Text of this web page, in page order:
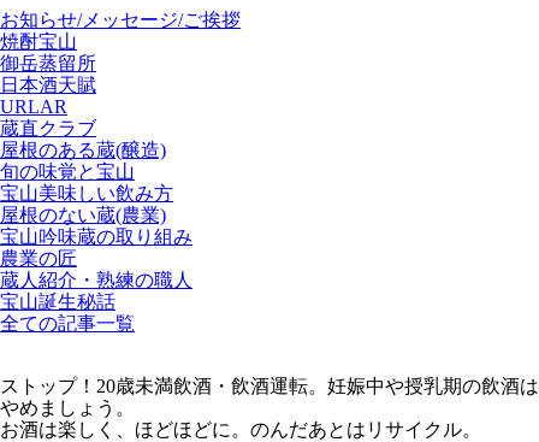
お知らせ/メッセージ/ご挨拶
焼酎宝山
御岳蒸留所
日本酒天賦
URLAR
蔵直クラブ
屋根のある蔵(醸造)
旬の味覚と宝山
宝山美味しい飲み方
屋根のない蔵(農業)
宝山吟味蔵の取り組み
農業の匠
蔵人紹介・熟練の職人
宝山誕生秘話
全ての記事一覧
ストップ！20歳未満飲酒・飲酒運転。妊娠中や授乳期の飲酒は
やめましょう。
お酒は楽しく、ほどほどに。のんだあとはリサイクル。